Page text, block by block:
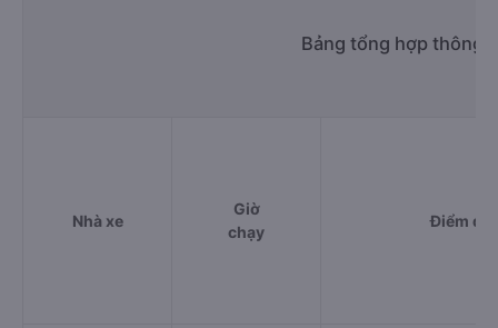
Bảng tổng hợp thông
Nhà xe
Giờ
chạy
Điểm đi